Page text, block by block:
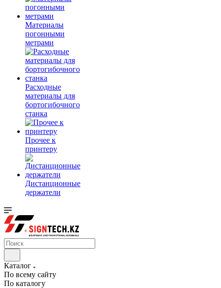
Материалы
погонными
метрами
Расходные
материалы для
бортогибочного
станка
Прочее к
принтеру
Дистанционные
держатели
Каталог
По всему сайту
По каталогу